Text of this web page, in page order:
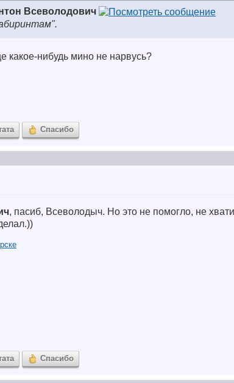
Всеволодович
какое-нибудь мино не нарвусь?
Спасибо
, пасиб, Всеволодыч. Но это не помогло, не
Спасибо